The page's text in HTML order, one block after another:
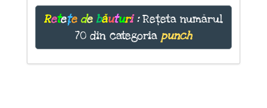
Retețe de băuturi :Rețeta numărul
70 din categoria punch